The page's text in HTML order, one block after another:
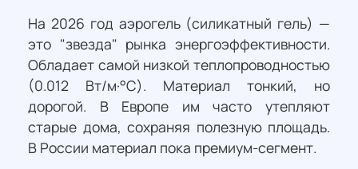
На 2026 год аэрогель (силикатный гель) —
это "звезда" рынка энергоэффективности.
Обладает самой низкой теплопроводностью
(0.012 Вт/м·°С). Материал тонкий, но
дорогой. В Европе им часто утепляют
старые дома, сохраняя полезную площадь.
В России материал пока премиум-сегмент.